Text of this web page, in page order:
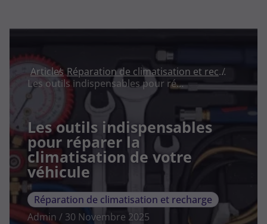
Articles
Réparation de climatisation et recharge
Les outils indispensables pour réparer la climatisation de votre véhicule
Les outils indispensables
pour réparer la
climatisation de votre
véhicule
Réparation de climatisation et recharge
Admin / 30 Novembre 2025